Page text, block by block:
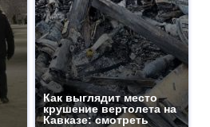
Как выглядит место
крушение вертолета на
Кавказе: смотреть